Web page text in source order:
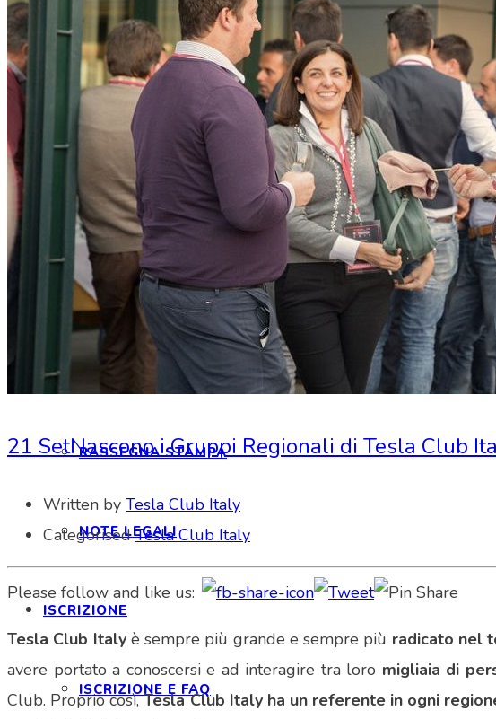
CONTATTI
INTERAGIAMO!
DICONO DI NOI
DICONO DI TESLA
RASSEGNA STAMPA
NOTE LEGALI
ISCRIZIONE
ISCRIZIONE E FAQ
21 SetNascono i Gruppi Regionali di Tesla Club
Written by Tesla Club Italy
CategorisedTesla Club Italy
Please follow and like us:
Tesla Club Italyè sempre più grande e sempre più radicato nel
avere portato a conoscersi e ad interagire tra loro migliaia di
Club. Proprio così,Tesla Club Italy ha un referente in ogni